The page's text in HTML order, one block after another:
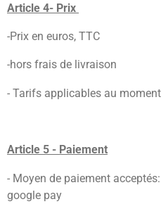
Article 4- Prix
-Prix en euros, TTC
-hors frais de livraison
- Tarifs applicables au
Article 5 - Paiement
- Moyen de paiement
google pay